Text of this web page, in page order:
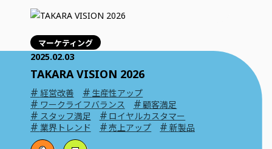
マーケティング
2025.02.03
TAKARA VISION 2026
# 経営改善 # 生産性アップ
# ワークライフバランス #顧客満足
# スタッフ満足 # ロイヤルカスタマー
# 業界トレンド #売上アップ # 新製品